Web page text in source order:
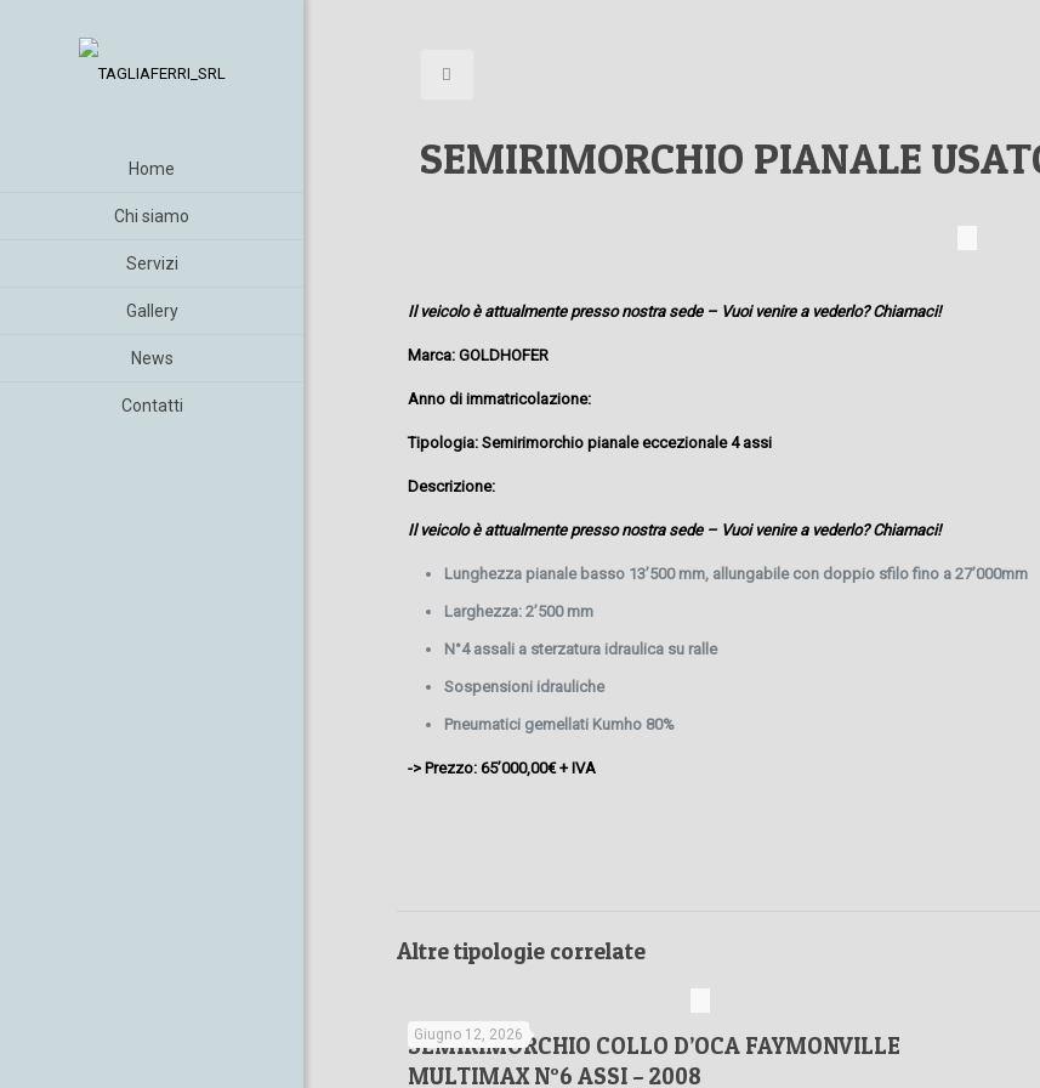
Home
Chi siamo
Servizi
Gallery
News
Contatti
SEMIRIMORCHIO PIANALE
Il veicolo è attualmente presso nostra sede – Vuoi venire a vederlo? Chiamaci!
Marca: GOLDHOFER
Anno di immatricolazione:
Tipologia: Semirimorchio pianale eccezionale 4 assi
Descrizione:
Il veicolo è attualmente presso nostra sede – Vuoi venire a vederlo? Chiamaci!
Lunghezza pianale basso 13’500 mm, allungabile con doppio sfilo fino a 27’000mm
Larghezza: 2’500 mm
N°4 assali a sterzatura idraulica su ralle
Sospensioni idrauliche
Pneumatici gemellati Kumho 80%
-> Prezzo: 65’000,00€ + IVA
Altre tipologie correlate
SEMIRIMORCHIO
Giugno 12, 2026
SEMIRIMORCHIO COLLO D’OCA FAYMONVILLE
MULTIMAX N°6 ASSI – 2008